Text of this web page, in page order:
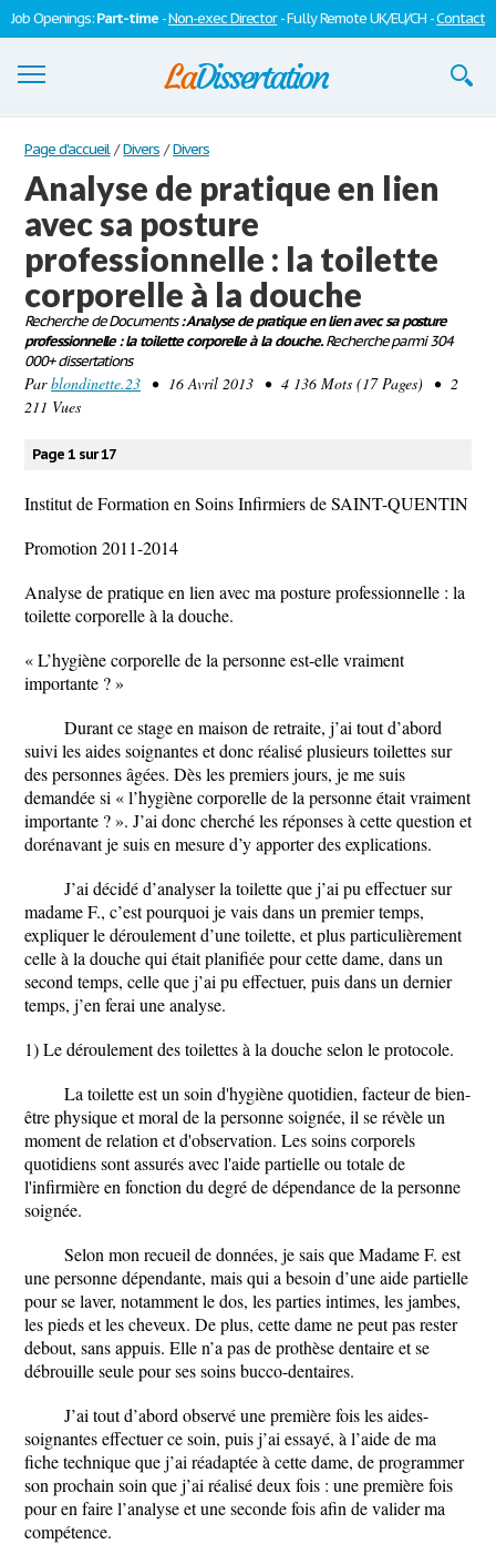
Job Openings:Part-time -Non-exec Director- Fully Remote UK/EU/CH -Contact
Dissertations
S'inscrire
Se connecter
Contactez-nous
Page d'accueil / Divers / Divers
Analyse de pratique en lien
avec sa posture
professionnelle : la toilette
corporelle à la douche
Recherche de Documents: Analyse de pratique en lien avec sa posture
professionnelle : la toilette corporelle à la douche.Recherche parmi 304
000+ dissertations
Parblondinette.23 • 16 Avril 2013 • 4 136 Mots (17 Pages) • 2
211 Vues
Page 1 sur 17
Institut de Formation en Soins Infirmiers de SAINT-QUENTIN
Promotion 2011-2014
Analyse de pratique en lien avec ma posture professionnelle : la
toilette corporelle à la douche.
« L’hygiène corporelle de la personne est-elle vraiment
importante ? »
Durant ce stage en maison de retraite, j’ai tout d’abord
suivi les aides soignantes et donc réalisé plusieurs toilettes sur
des personnes âgées. Dès les premiers jours, je me suis
demandée si « l’hygiène corporelle de la personne était vraiment
importante ? ». J’ai donc cherché les réponses à cette question et
dorénavant je suis en mesure d’y apporter des explications.
J’ai décidé d’analyser la toilette que j’ai pu effectuer sur
madame F., c’est pourquoi je vais dans un premier temps,
expliquer le déroulement d’une toilette, et plus particulièrement
celle à la douche qui était planifiée pour cette dame, dans un
second temps, celle que j’ai pu effectuer, puis dans un dernier
temps, j’en ferai une analyse.
1) Le déroulement des toilettes à la douche selon le protocole.
La toilette est un soin d'hygiène quotidien, facteur de bien-
être physique et moral de la personne soignée, il se révèle un
moment de relation et d'observation. Les soins corporels
quotidiens sont assurés avec l'aide partielle ou totale de
l'infirmière en fonction du degré de dépendance de la personne
soignée.
Selon mon recueil de données, je sais que Madame F. est
une personne dépendante, mais qui a besoin d’une aide partielle
pour se laver, notamment le dos, les parties intimes, les jambes,
les pieds et les cheveux. De plus, cette dame ne peut pas rester
debout, sans appuis. Elle n’a pas de prothèse dentaire et se
débrouille seule pour ses soins bucco-dentaires.
J’ai tout d’abord observé une première fois les aides-
soignantes effectuer ce soin, puis j’ai essayé, à l’aide de ma
fiche technique que j’ai réadaptée à cette dame, de programmer
son prochain soin que j’ai réalisé deux fois : une première fois
pour en faire l’analyse et une seconde fois afin de valider ma
compétence.